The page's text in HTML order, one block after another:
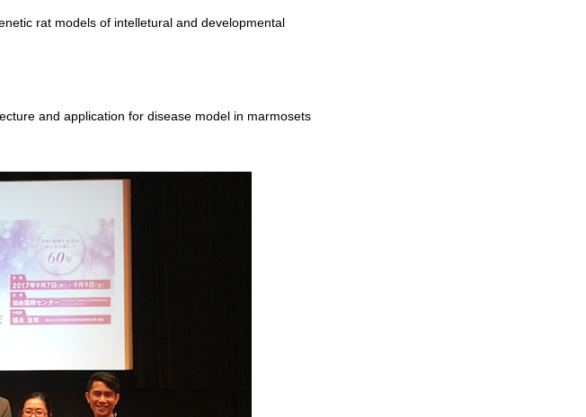
rat models of intelletural and developmental
and application for disease model in marmosets